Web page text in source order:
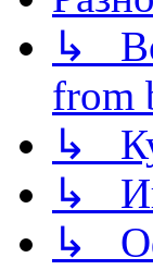
↳
from
↳
↳
↳